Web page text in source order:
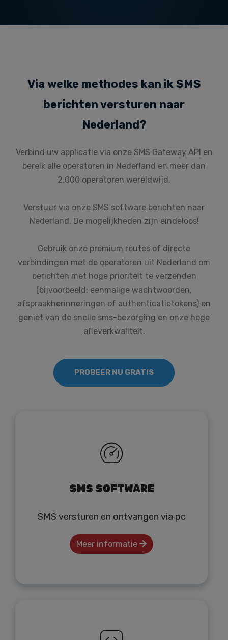
Via welke methodes kan ik SMS
berichten versturen naar
Nederland?
Verbind uw applicatie via onze SMS Gateway API en
bereik alle operatoren in Nederland en meer dan
2.000 operatoren wereldwijd.
Verstuur via onze SMS software berichten naar
Nederland. De mogelijkheden zijn eindeloos!
Gebruik onze premium routes of directe
verbindingen met de operatoren uit Nederland om
berichten met hoge prioriteit te verzenden
(bijvoorbeeld: eenmalige wachtwoorden,
afspraakherinneringen of authenticatietokens) en
geniet van de snelle sms-bezorging en onze hoge
afleverkwaliteit.
PROBEER NU GRATIS
SMS SOFTWARE
SMS versturen en ontvangen via pc
Meer informatie